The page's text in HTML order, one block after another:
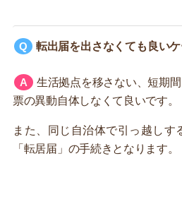
転出届を出さなくても良い
生活拠点を移さない、短期
票の異動自体しなくて良いです。
また、同じ自治体で引っ越しす
「転居届」の手続きとなります。